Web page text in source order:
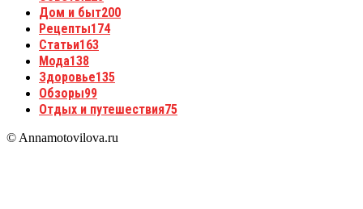
Дом и быт200
Рецепты174
Статьи163
Мода138
Здоровье135
Обзоры99
Отдых и путешествия75
© Annamotovilova.ru